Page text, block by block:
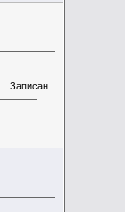
Записан